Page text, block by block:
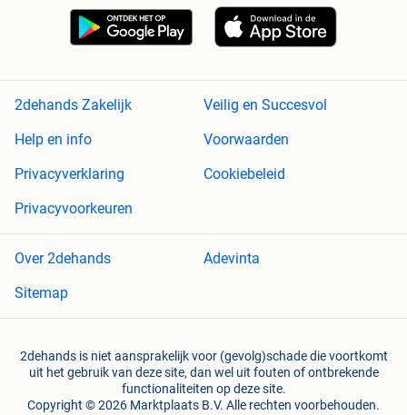
2dehands Zakelijk
Veilig en Succesvol
Help en info
Voorwaarden
Privacyverklaring
Cookiebeleid
Privacyvoorkeuren
Over 2dehands
Adevinta
Sitemap
2dehands is niet aansprakelijk voor (gevolg)schade die voortkomt
uit het gebruik van deze site, dan wel uit fouten of ontbrekende
functionaliteiten op deze site.
Copyright © 2026 Marktplaats B.V. Alle rechten voorbehouden.